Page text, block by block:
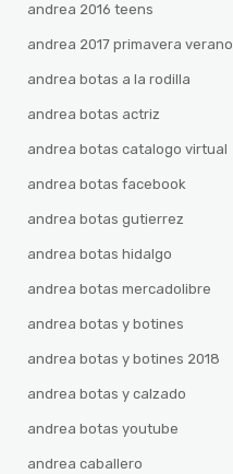
andrea 2016 teens
andrea 2017 primavera verano
andrea botas a la rodilla
andrea botas actriz
andrea botas catalogo virtual
andrea botas facebook
andrea botas gutierrez
andrea botas hidalgo
andrea botas mercadolibre
andrea botas y botines
andrea botas y botines 2018
andrea botas y calzado
andrea botas youtube
andrea caballero